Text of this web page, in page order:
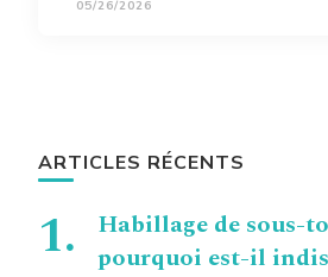
05/26/2026
ARTICLES RÉCENTS
Habillage de sous-
pourquoi est-il